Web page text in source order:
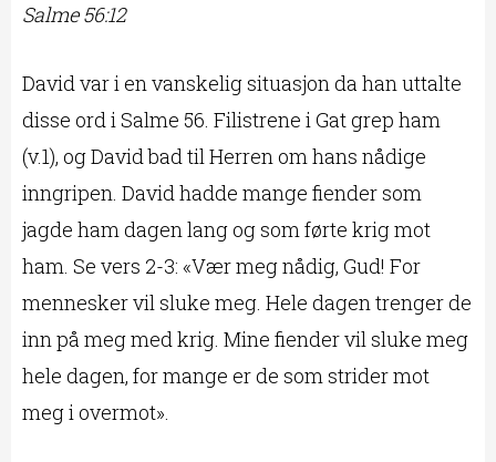
Salme 56:12
David var i en vanskelig situasjon da han uttalte
disse ord i Salme 56. Filistrene i Gat grep ham
(v.1), og David bad til Herren om hans nådige
inngripen. David hadde mange fiender som
jagde ham dagen lang og som førte krig mot
ham. Se vers 2-3: «Vær meg nådig, Gud! For
mennesker vil sluke meg. Hele dagen trenger de
inn på meg med krig. Mine fiender vil sluke meg
hele dagen, for mange er de som strider mot
meg i overmot».